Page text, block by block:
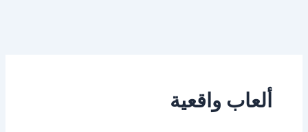
ألعاب واقعية